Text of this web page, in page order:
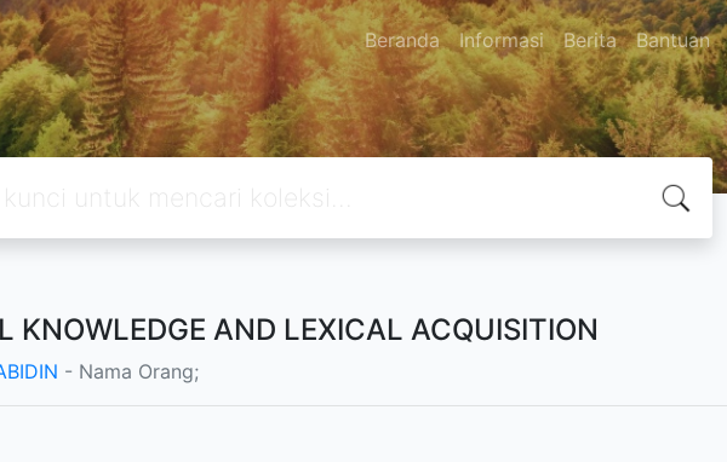
Beranda Informasi Berita Bantuan
KNOWLEDGE AND LEXICAL ACQUISITION
- Nama Orang;